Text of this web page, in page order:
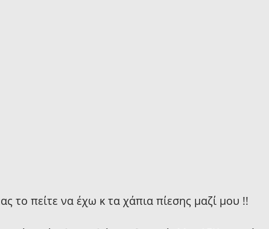
το πείτε να έχω κ τα χάπια πίεσης μαζί μου !!